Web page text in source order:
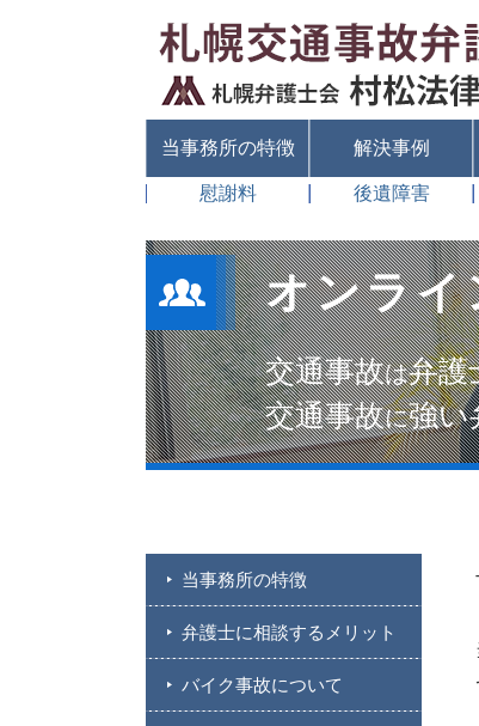
当事務所の特徴 解決事例
慰謝料 後遺障害
オンライ
交通事故は弁護
交通事故に強い
当事務所の特徴
弁護士に相談するメリット
バイク事故について